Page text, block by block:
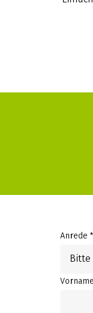
Anrede *
Bitte